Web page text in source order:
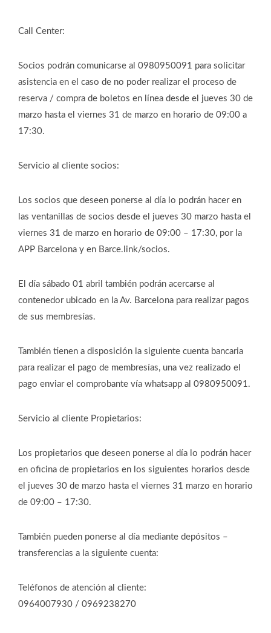
Call Center:
Socios podrán comunicarse al 0980950091 para solicitar
asistencia en el caso de no poder realizar el proceso de
reserva / compra de boletos en línea desde el jueves 30 de
marzo hasta el viernes 31 de marzo en horario de 09:00 a
17:30.
Servicio al cliente socios:
Los socios que deseen ponerse al día lo podrán hacer en
las ventanillas de socios desde el jueves 30 marzo hasta el
viernes 31 de marzo en horario de 09:00 – 17:30, por la
APP Barcelona y en Barce.link/socios.
El día sábado 01 abril también podrán acercarse al
contenedor ubicado en la Av. Barcelona para realizar pagos
de sus membresías.
También tienen a disposición la siguiente cuenta bancaria
para realizar el pago de membresías, una vez realizado el
pago enviar el comprobante vía whatsapp al 0980950091.
Servicio al cliente Propietarios:
Los propietarios que deseen ponerse al día lo podrán hacer
en oficina de propietarios en los siguientes horarios desde
el jueves 30 de marzo hasta el viernes 31 marzo en horario
de 09:00 – 17:30.
También pueden ponerse al día mediante depósitos –
transferencias a la siguiente cuenta:
Teléfonos de atención al cliente:
0964007930 / 0969238270